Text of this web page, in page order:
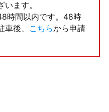
ます。
時間以内です。48時
後、
こちらから申請